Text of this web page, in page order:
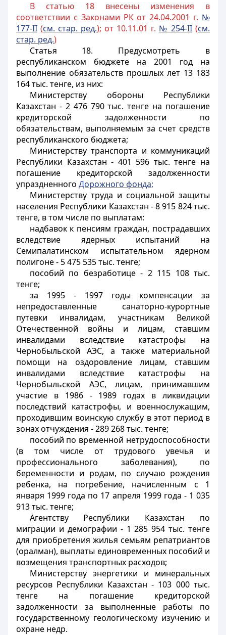
В статью 18 внесены изменения в
соответствии с Законами РК от 24.04.2001 г. №
177-II (см. стар. ред.); от 10.11.01 г. № 254-II (см.
стар. ред.)
Статья 18. Предусмотреть в
республиканском бюджете на 2001 год на
выполнение обязательств прошлых лет 13 183
164 тыс. тенге, из них:
Министерству обороны Республики
Казахстан - 2 476 790 тыс. тенге на погашение
кредиторской задолженности по
обязательствам, выполняемым за счет средств
республиканского бюджета;
Министерству транспорта и коммуникаций
Республики Казахстан - 401 596 тыс. тенге на
погашение кредиторской задолженности
упраздненного Дорожного фонда;
Министерству труда и социальной защиты
населения Республики Казахстан - 8 915 824 тыс.
тенге, в том числе по выплатам:
надбавок к пенсиям граждан, пострадавших
вследствие ядерных испытаний на
Семипалатинском испытательном ядерном
полигоне - 5 475 535 тыс. тенге;
пособий по безработице - 2 115 108 тыс.
тенге;
за 1995 - 1997 годы компенсации за
непредоставленные санаторно-курортные
путевки инвалидам, участникам Великой
Отечественной войны и лицам, ставшим
инвалидами вследствие катастрофы на
Чернобыльской АЭС, а также материальной
помощи на оздоровление лицам, ставшим
инвалидами вследствие катастрофы на
Чернобыльской АЭС, лицам, принимавшим
участие в 1986 - 1989 годах в ликвидации
последствий катастрофы, и военнослужащим,
проходившим воинскую службу в этот период в
зонах отчуждения - 289 268 тыс. тенге;
пособий по временной нетрудоспособности
(в том числе от трудового увечья и
профессионального заболевания), по
беременности и родам, по случаю рождения
ребенка, на погребение, начисленным с 1
января 1999 года по 17 апреля 1999 года - 1 035
913 тыс. тенге;
Агентству Республики Казахстан по
миграции и демографии - 1 285 954 тыс. тенге
для приобретения жилья семьям репатриантов
(оралман), выплаты единовременных пособий и
возмещения транспортных расходов;
Министерству энергетики и минеральных
ресурсов Республики Казахстан - 103 000 тыс.
тенге на погашение кредиторской
задолженности за выполненные работы по
государственному геологическому изучению и
охране недр.